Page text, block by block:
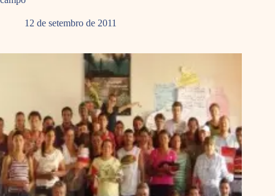
12 de setembro de 2011